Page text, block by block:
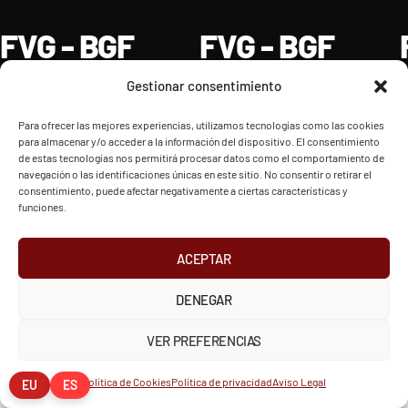
Gestionar consentimiento
Para ofrecer las mejores experiencias, utilizamos tecnologías como las cookies
para almacenar y/o acceder a la información del dispositivo. El consentimiento
de estas tecnologías nos permitirá procesar datos como el comportamiento de
navegación o las identificaciones únicas en este sitio. No consentir o retirar el
consentimiento, puede afectar negativamente a ciertas características y
funciones.
ACEPTAR
DENEGAR
VER PREFERENCIAS
Política de CookiesPolítica de privacidadAviso Legal
FVG - BGF FVG - BGF
2026 Federación Vizcaína de Golf
INSTAGRAM X FACEBOOK
EU ES